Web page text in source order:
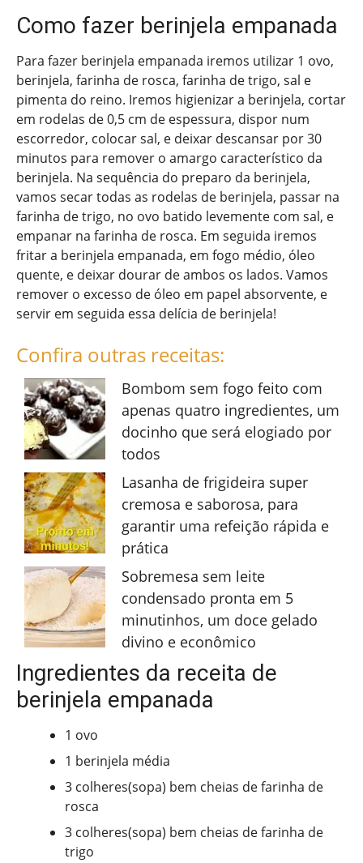
Como fazer berinjela empanada
Para fazer berinjela empanada iremos utilizar 1 ovo,
berinjela, farinha de rosca, farinha de trigo, sal e
pimenta do reino. Iremos higienizar a berinjela, cortar
em rodelas de 0,5 cm de espessura, dispor num
escorredor, colocar sal, e deixar descansar por 30
minutos para remover o amargo característico da
berinjela. Na sequência do preparo da berinjela,
vamos secar todas as rodelas de berinjela, passar na
farinha de trigo, no ovo batido levemente com sal, e
empanar na farinha de rosca. Em seguida iremos
fritar a berinjela empanada, em fogo médio, óleo
quente, e deixar dourar de ambos os lados. Vamos
remover o excesso de óleo em papel absorvente, e
servir em seguida essa delícia de berinjela!
Confira outras receitas:
Bombom sem fogo feito com
apenas quatro ingredientes, um
docinho que será elogiado por
todos
Lasanha de frigideira super
cremosa e saborosa, para
garantir uma refeição rápida e
prática
Sobremesa sem leite
condensado pronta em 5
minutinhos, um doce gelado
divino e econômico
Ingredientes da receita de
berinjela empanada
1 ovo
1 berinjela média
3 colheres(sopa) bem cheias de farinha de
rosca
3 colheres(sopa) bem cheias de farinha de
trigo